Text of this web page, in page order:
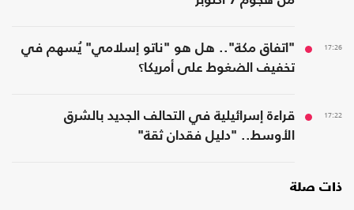
17:26
"اتفاق مكة".. هل هو "ناتو إسلامي" يُسهم في
تخفيف الضغوط على أمريكا؟
17:22
قراءة إسرائيلية في التحالف الجديد بالشرق
الأوسط.. "دليل فقدان ثقة"
ذات صلة